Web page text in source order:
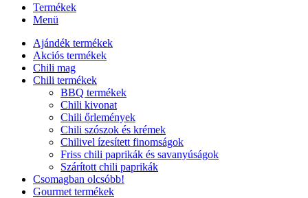
Termékek
Menü
Ajándék termékek
Akciós termékek
Chili mag
Chili termékek
BBQ termékek
Chili kivonat
Chili őrlemények
Chili szószok és krémek
Chilivel ízesített finomságok
Friss chili paprikák és savanyúságok
Szárított chili paprikák
Csomagban olcsóbb!
Gourmet termékek